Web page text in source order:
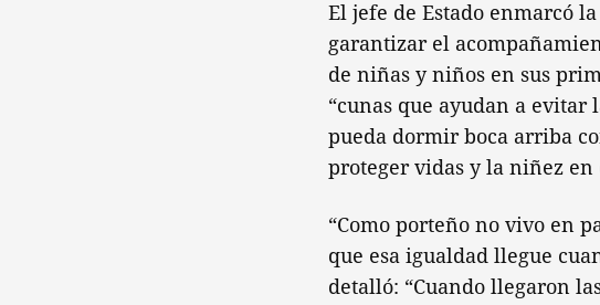
El jefe de Estado enmarcó
garantizar el
de niñas y niños en sus
“cunas que ayudan a evitar
pueda dormir boca arriba
proteger vidas y la niñez
“Como porteño no vivo en
que esa igualdad llegue
detalló: “Cuando llegaron